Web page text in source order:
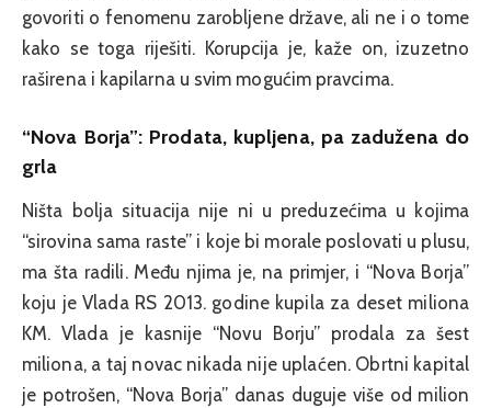
govoriti o fenomenu zarobljene države, ali ne i o tome
kako se toga riješiti. Korupcija je, kaže on, izuzetno
raširena i kapilarna u svim mogućim pravcima.
“Nova Borja”: Prodata, kupljena, pa zadužena do
grla
Ništa bolja situacija nije ni u preduzećima u kojima
“sirovina sama raste” i koje bi morale poslovati u plusu,
ma šta radili. Među njima je, na primjer, i “Nova Borja”
koju je Vlada RS 2013. godine kupila za deset miliona
KM. Vlada je kasnije “Novu Borju” prodala za šest
miliona, a taj novac nikada nije uplaćen. Obrtni kapital
je potrošen, “Nova Borja” danas duguje više od milion